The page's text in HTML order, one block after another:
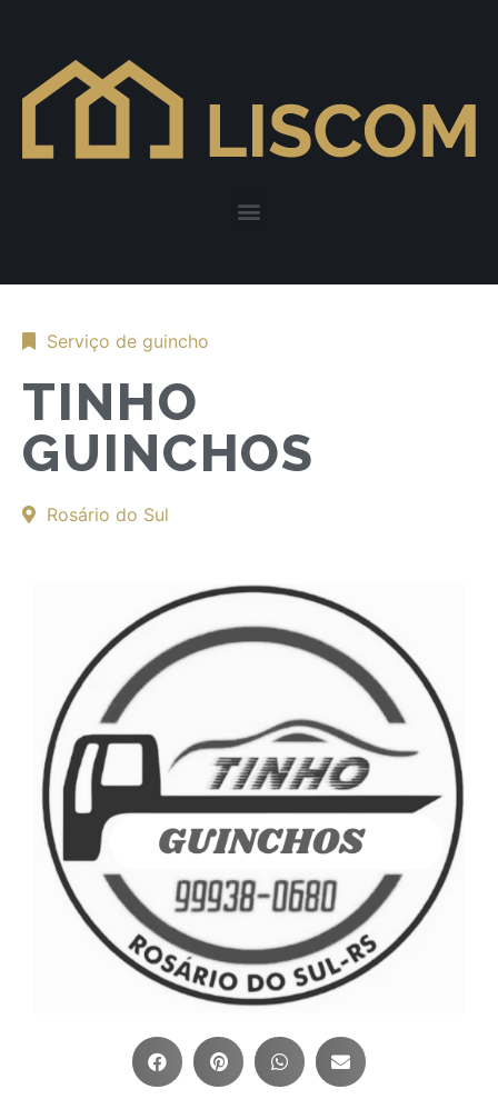
Serviço de guincho
TINHO
GUINCHOS
Rosário do Sul